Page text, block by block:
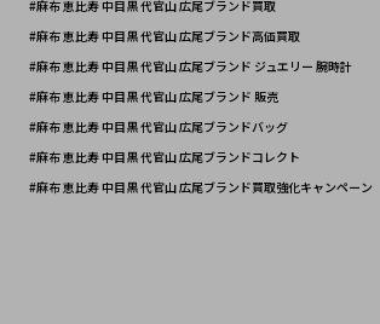
#麻布 恵比寿 中目黒 代官山 広尾ブランド買取
#麻布 恵比寿 中目黒 代官山 広尾ブランド高価買取
#麻布 恵比寿 中目黒 代官山 広尾ブランド ジュエリー 腕時計
#麻布 恵比寿 中目黒 代官山 広尾ブランド 販売
#麻布 恵比寿 中目黒 代官山 広尾ブランドバッグ
#麻布 恵比寿 中目黒 代官山 広尾ブランドコレクト
#麻布 恵比寿 中目黒 代官山 広尾ブランド買取強化キャンペーン